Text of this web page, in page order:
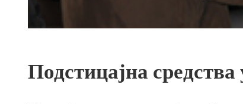
Подстицајна